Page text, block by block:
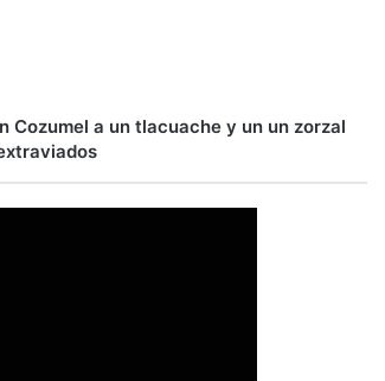
Cozumel a un tlacuache y un un zorzal